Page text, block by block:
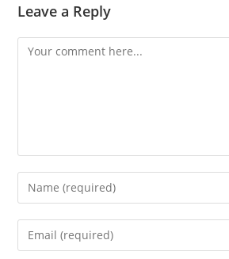
Leave a Reply
Comment
Enter
your
name
Enter
your